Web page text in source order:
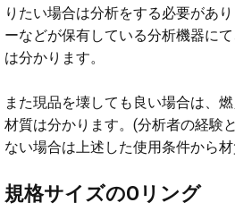
りたい場合は分析をする必要があ
ーなどが保有している分析機器に
は分かります。
また現品を壊しても良い場合は、
材質は分かります。(分析者の経験
ない場合は上述した使用条件から材
規格サイズのOリング